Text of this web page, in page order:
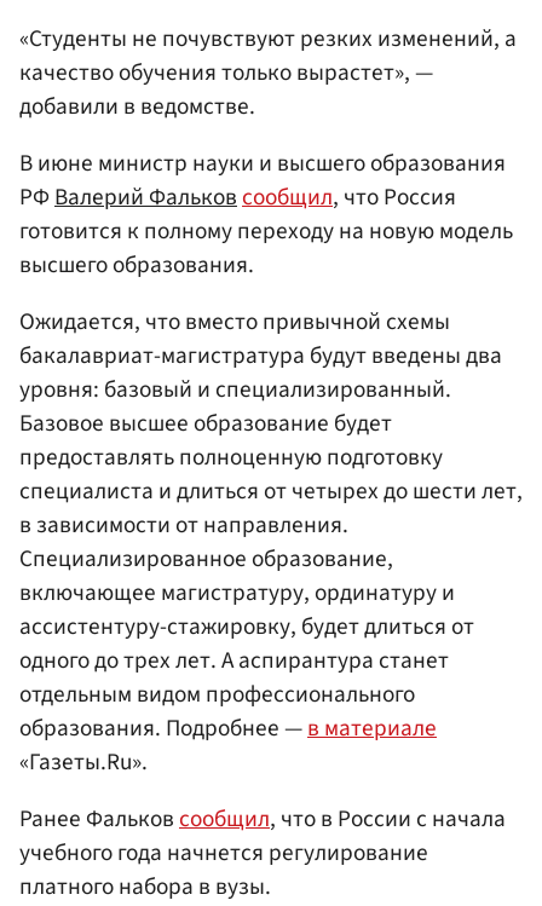
«Студенты не почувствуют резких изменений, а
качество обучения только вырастет», —
добавили в ведомстве.
В июне министр науки и высшего образования
РФВалерий Фальковсообщил, что Россия
готовится к полному переходу на новую модель
высшего образования.
Ожидается, что вместо привычной схемы
бакалавриат-магистратура будут введены два
уровня: базовый и специализированный.
Базовое высшее образование будет
предоставлять полноценную подготовку
специалиста и длиться от четырех до шести лет,
в зависимости от направления.
Специализированное образование,
включающее магистратуру, ординатуру и
ассистентуру-стажировку, будет длиться от
одного до трех лет. А аспирантура станет
отдельным видом профессионального
образования. Подробнее —в материале
«Газеты.Ru».
Ранее Фальковсообщил, что в России с начала
учебного года начнется регулирование
платного набора в вузы.